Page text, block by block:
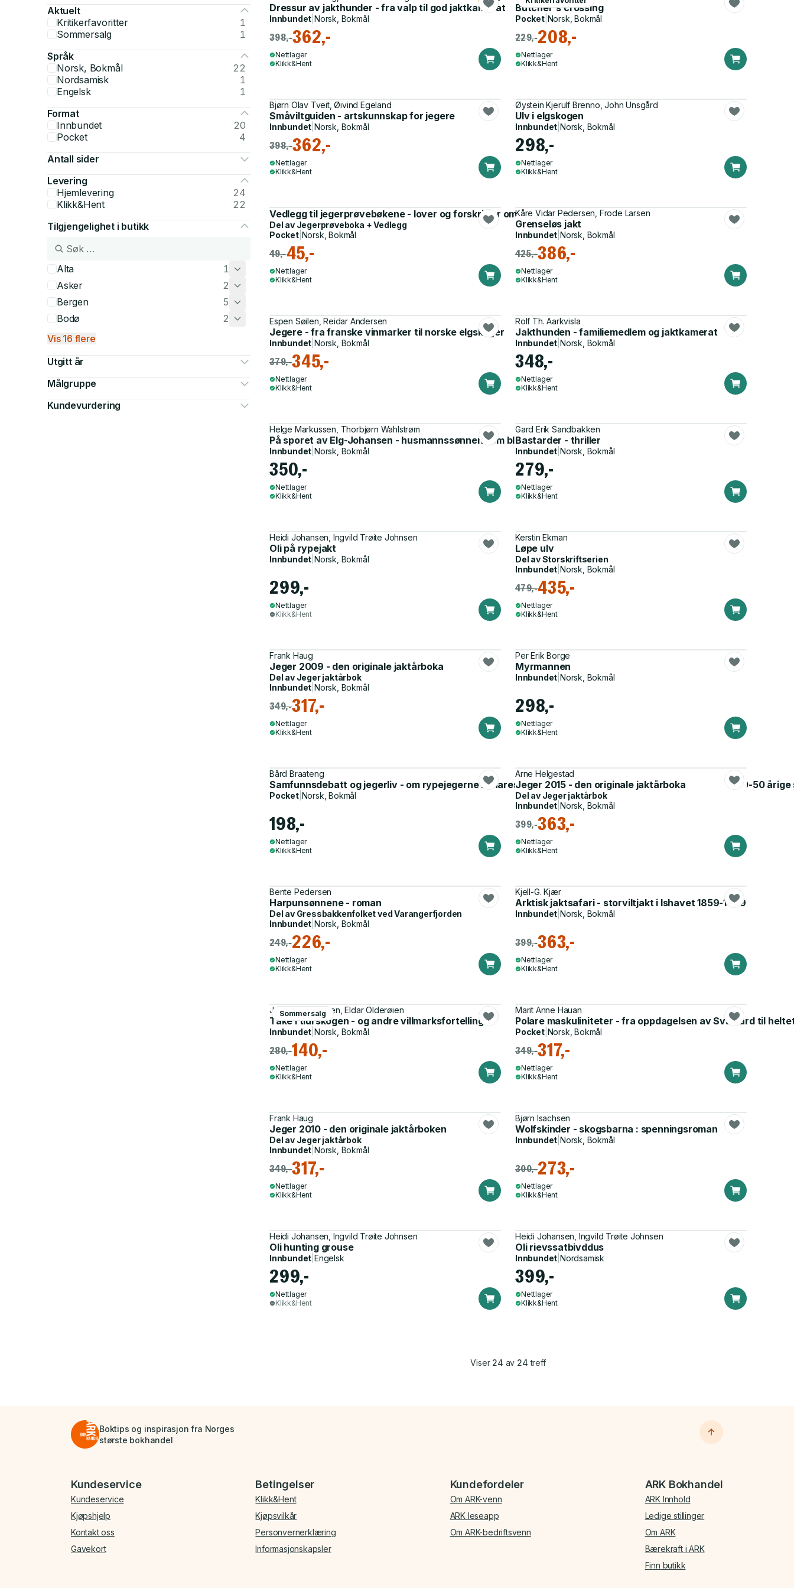
Aktuelt
Kritikerfavoritter
1
Sommersalg
1
Språk
Norsk, Bokmål
22
Nordsamisk
1
Engelsk
1
Format
Innbundet
20
Pocket
4
Antall sider
Levering
Hjemlevering
24
Klikk&Hent
22
Tilgjengelighet i butikk
Alta
1
Asker
2
Bergen
5
Bodø
2
Vis 16 flere
Utgitt år
Målgruppe
Kundevurdering
Dressur av jakthunder - fra valp til god jaktkamerat
Innbundet |Norsk, Bokmål
398,-362,-
Nettlager
Klikk&Hent
Butcher's crossing
Pocket| Norsk, Bokmål
229,-208,-
Nettlager
Klikk&Hent
Bjørn Olav Tveit, Øivind Egeland
Småviltguiden - artskunnskap for jegere
Innbundet |Norsk, Bokmål
398,-362,-
Nettlager
Klikk&Hent
Øystein Kjerulf Brenno, John Unsgård
Ulv i elgskogen
Innbundet |Norsk, Bokmål
298,-
Nettlager
Klikk&Hent
Vedlegg til jegerprøvebøkene - lover og forskrifter om jakt
Del av Jegerprøveboka + Vedlegg
Pocket| Norsk, Bokmål
49,-45,-
Nettlager
Klikk&Hent
Kåre Vidar Pedersen, Frode Larsen
Grenseløs jakt
Innbundet |Norsk, Bokmål
425,-386,-
Nettlager
Klikk&Hent
Espen Søilen, Reidar Andersen
Jegere - fra franske vinmarker til norske elgskoger
Innbundet |Norsk, Bokmål
379,-345,-
Nettlager
Klikk&Hent
Rolf Th. Aarkvisla
Jakthunden - familiemedlem og jaktkamerat
Innbundet |Norsk, Bokmål
348,-
Nettlager
Klikk&Hent
Helge Markussen, Thorbjørn Wahlstrøm
På sporet av Elg-Johansen - husmannssønnen som ble rallar og elgjeger
Innbundet |Norsk, Bokmål
350,-
Nettlager
Klikk&Hent
Gard Erik Sandbakken
Bastarder - thriller
Innbundet |Norsk, Bokmål
279,-
Nettlager
Klikk&Hent
Heidi Johansen, Ingvild Trøite Johnsen
Oli på rypejakt
Innbundet |Norsk, Bokmål
299,-
Nettlager
Klikk&Hent
Kerstin Ekman
Løpe ulv
Del avStorskriftserien
Innbundet |Norsk, Bokmål
479,-435,-
Nettlager
Klikk&Hent
Frank Haug
Jeger 2009 - den originale jaktårboka
Del av Jeger jaktårbok
Innbundet |Norsk, Bokmål
349,-317,-
Nettlager
Klikk&Hent
Per Erik Borge
Myrmannen
Innbundet |Norsk, Bokmål
298,-
Nettlager
Klikk&Hent
Bård Braateng
Samfunnsdebatt og jegerliv - om rypejegerne i "Harestua" : en historie om et unikt jegerlag, og deres 40-50
Pocket| Norsk, Bokmål
198,-
Nettlager
Klikk&Hent
Arne Helgestad
Jeger 2015 - den originale jaktårboka
Del av Jeger jaktårbok
Innbundet |Norsk, Bokmål
399,-363,-
Nettlager
Klikk&Hent
Bente Pedersen
Harpunsønnene - roman
Del av Gressbakkenfolket ved Varangerfjorden
Innbundet |Norsk, Bokmål
249,-226,-
Nettlager
Klikk&Hent
Kjell-G. Kjær
Arktisk jaktsafari - storviltjakt i Ishavet 1859-1909
Innbundet |Norsk, Bokmål
399,-363,-
Nettlager
Klikk&Hent
Sommersalg
Johnny Bergersen, Eldar Olderøien
Tåke i tiurskogen - og andre villmarksfortellinger
Innbundet |Norsk, Bokmål
280,-140,-
Nettlager
Klikk&Hent
Marit Anne Hauan
Polare maskuliniteter - fra oppdagelsen av Svalbard til
Pocket| Norsk, Bokmål
349,-317,-
Nettlager
Klikk&Hent
Frank Haug
Jeger 2010 - den originale jaktårboken
Del av Jeger jaktårbok
Innbundet |Norsk, Bokmål
349,-317,-
Nettlager
Klikk&Hent
Bjørn Isachsen
Wolfskinder - skogsbarna : spenningsroman
Innbundet |Norsk, Bokmål
300,-273,-
Nettlager
Klikk&Hent
Heidi Johansen, Ingvild Trøite Johnsen
Oli hunting grouse
Innbundet |Engelsk
299,-
Nettlager
Klikk&Hent
Heidi Johansen, Ingvild Trøite Johnsen
Oli rievssatbivddus
Innbundet |Nordsamisk
399,-
Nettlager
Klikk&Hent
Viser 24 av 24 treff
Boktips og inspirasjon fra Norges
største bokhandel
Bunnmeny
Kundeservice
Kundeservice
Kjøpshjelp
Kontakt oss
Gavekort
Betingelser
Klikk&Hent
Kjøpsvilkår
Personvernerklæring
Informasjonskapsler
Kundefordeler
Om ARK-venn
ARK leseapp
Om ARK-bedriftsvenn
ARK Bokhandel
ARK Innhold
Ledige stillinger
Om ARK
Bærekraft i ARK
Finn butikk